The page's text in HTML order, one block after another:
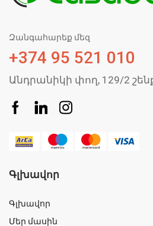
Զանգահարեք մեզ
+374 95 521 010
Անդրանիկի փող, 129/2
Գլխավոր
Գլխավոր
Մեր մասին